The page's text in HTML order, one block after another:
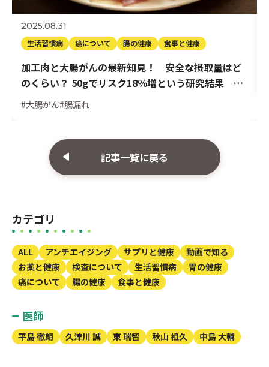
2025.08.31
生活習慣病 癌について 腸の健康 食事と健康
加工肉と大腸がんの最新知見！ 安全な摂取量はど
のくらい？ 50gでリスク18％増という研究結果 前
編
#大腸がん#腸漏れ
記事一覧に戻る
カテゴリ
ALL アンチエイジング サプリと健康
動画で知る
お薬と健康
検査について 生活習慣病
胃の健康
癌について
腸の健康 食事と健康
医師
平島 徹朗 久津川 誠 東 瑞智 秋山 祖久 中島 大輔